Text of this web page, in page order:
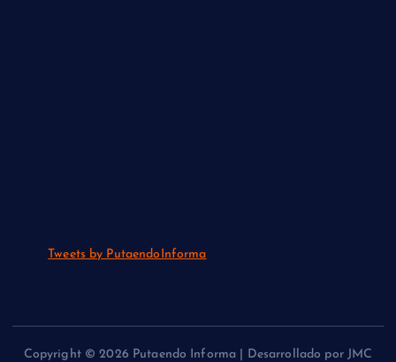
Tweets by PutaendoInforma
Copyright © 2026 Putaendo Informa | Desarrollado por JMC